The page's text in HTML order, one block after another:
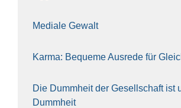
Media­le Gewalt
Kar­ma: Beque­me Aus­re­de für
Die Dumm­heit der Gesell­schaft ist
Dumm­heit